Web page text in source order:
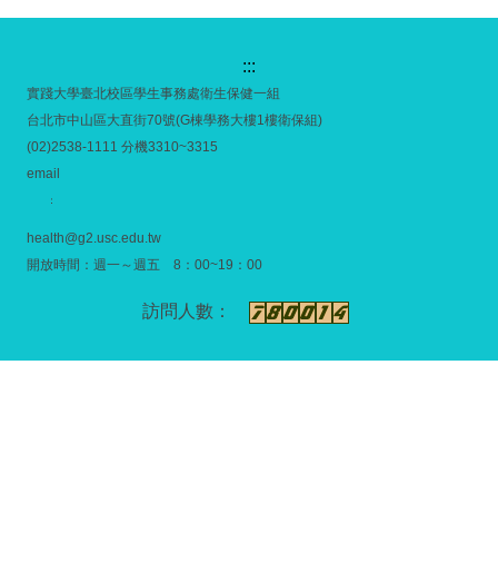
:::
實踐大學臺北校區學生事務處衛生保健一組
台北市中山區大直街70號(G棟學務大樓1樓衛保組)
(02)2538-1111 分機3310~3315
email
：
health@g2.usc.edu.tw
開放時間：週一～週五 8：00~19：00